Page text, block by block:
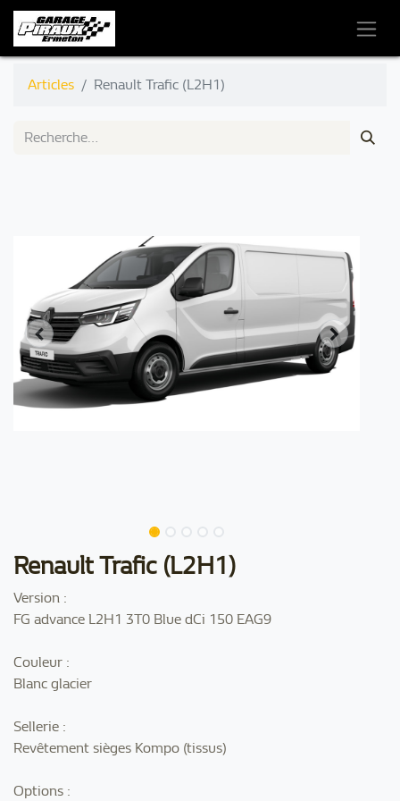
Articles Renault Trafic (L2H1)
Renault Trafic (L2H1)
Version :
FG advance L2H1 3T0 Blue dCi 150 EAG9
Couleur :
Blanc glacier
Sellerie :
Revêtement sièges Kompo (tissus)
Options :